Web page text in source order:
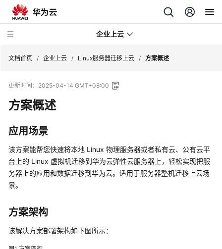
企业上云
SAP
监
控
CDN
下
载
加
速
球
据
传
文档首页 / 企业上云 / Linux服务器迁移上云 / 方案概述
更新时间： 2025-04-14 GMT+08:00
方案概述
应用场景
该方案能帮您快速将本地 Linux 物理服务器或者私有云、公有云平
台上的 Linux 虚拟机迁移到华为云弹性云服务器上，轻松实现把服
务器上的应用和数据迁移到华为云。适用于服务器整机迁移上云场
景。
方案架构
该解决方案部署架构如下图所示：